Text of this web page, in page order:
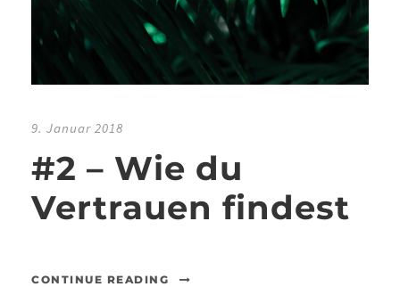
9. Januar 2018
#2 – Wie du
Vertrauen findest
CONTINUE READING